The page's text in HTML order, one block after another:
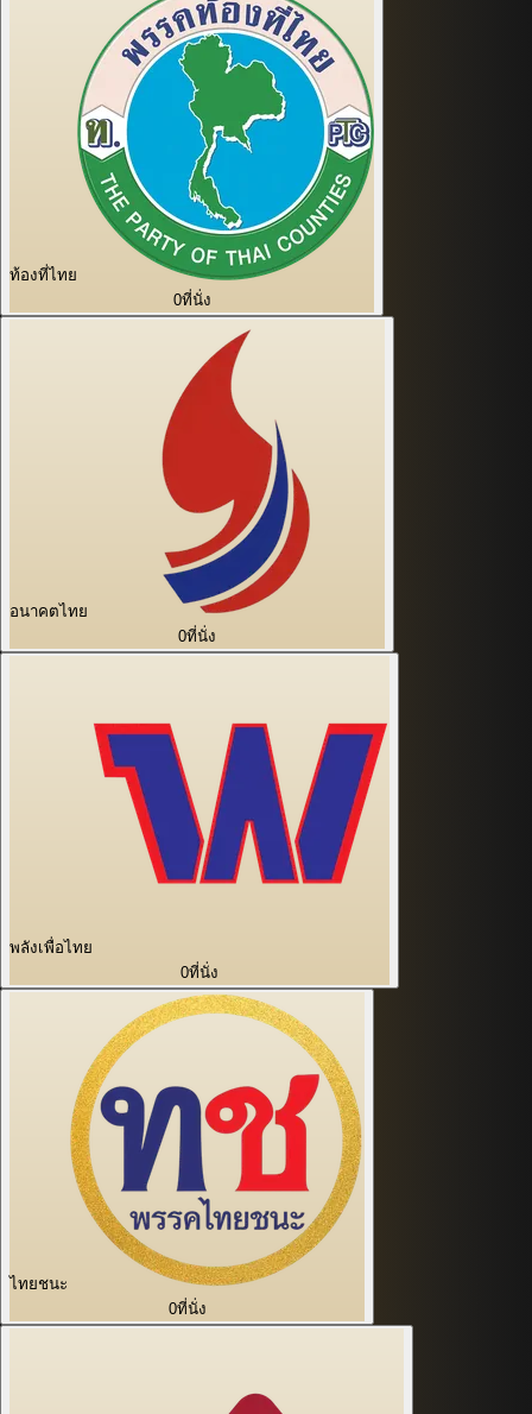
ท้องที่ไทย
0ที่นั่ง
อนาคตไทย
0ที่นั่ง
พลังเพื่อไทย
0ที่นั่ง
ไทยชนะ
0ที่นั่ง